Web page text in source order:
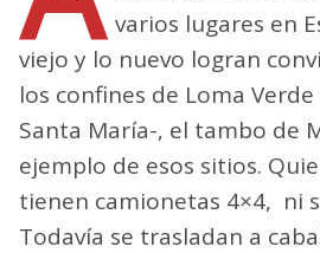
varios lugares en
viejo y lo nuevo logran
los confines de Loma
Santa María-, el tambo de
ejemplo de esos sitios.
tienen camionetas 4×4, ni
Todavía se trasladan a